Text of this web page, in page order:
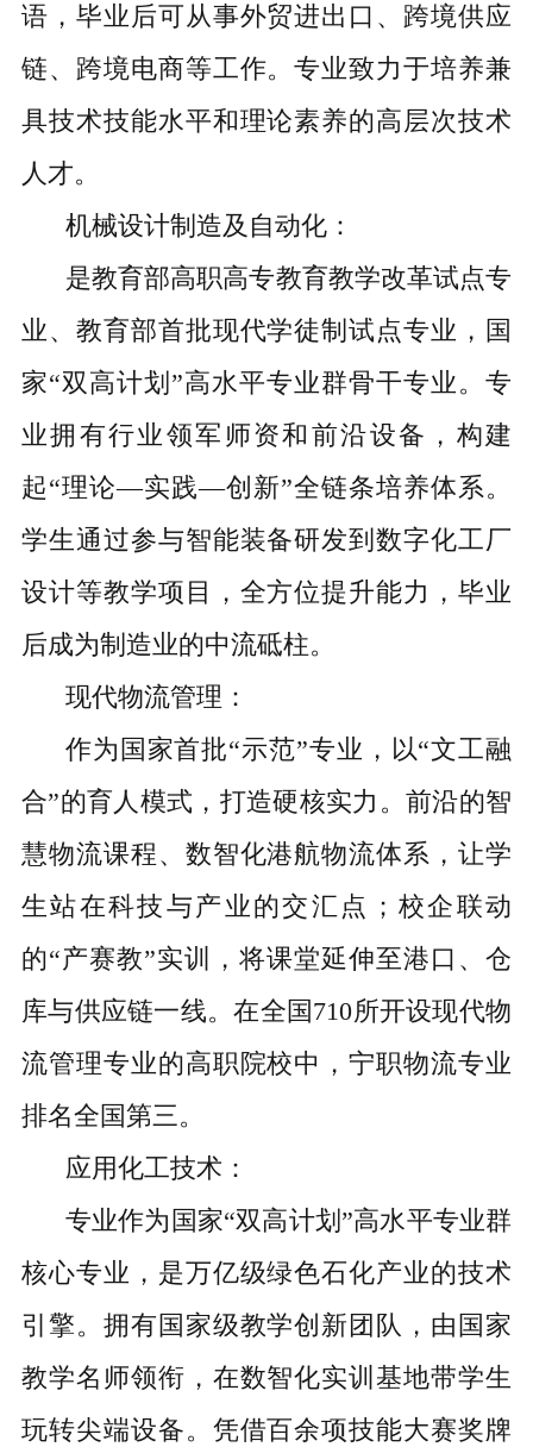
语，毕业后可从事外贸进出口、跨境供应
链、跨境电商等工作。专业致力于培养兼
具技术技能水平和理论素养的高层次技术
人才。
机械设计制造及自动化：
是教育部高职高专教育教学改革试点专
业、教育部首批现代学徒制试点专业，国
家“双高计划”高水平专业群骨干专业。专
业拥有行业领军师资和前沿设备，构建
起“理论—实践—创新”全链条培养体系。
学生通过参与智能装备研发到数字化工厂
设计等教学项目，全方位提升能力，毕业
后成为制造业的中流砥柱。
现代物流管理：
作为国家首批“示范”专业，以“文工融
合”的育人模式，打造硬核实力。前沿的智
慧物流课程、数智化港航物流体系，让学
生站在科技与产业的交汇点；校企联动
的“产赛教”实训，将课堂延伸至港口、仓
库与供应链一线。在全国710所开设现代物
流管理专业的高职院校中，宁职物流专业
排名全国第三。
应用化工技术：
专业作为国家“双高计划”高水平专业群
核心专业，是万亿级绿色石化产业的技术
引擎。拥有国家级教学创新团队，由国家
教学名师领衔，在数智化实训基地带学生
玩转尖端设备。凭借百余项技能大赛奖牌